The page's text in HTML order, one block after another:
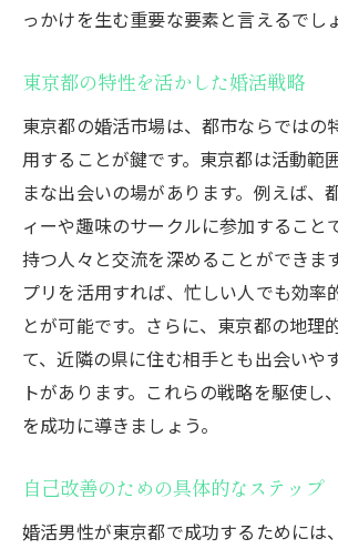
っかけを生む重要な要素と言えるでし
東京都の特性を活かした婚活戦略
東京都の婚活市場は、都市ならではの
用することが鍵です。東京都は活動範
まな出会いの場があります。例えば、
ィーや趣味のサークルに参加すること
持つ人々と交流を深めることができま
プリを活用すれば、忙しい人でも効率
とが可能です。さらに、東京都の地理
て、近隣の県に住む相手とも出会いや
トがあります。これらの戦略を駆使し
を成功に導きましょう。
自己改善のための具体的なステップ
婚活男性が東京都で成功するためには